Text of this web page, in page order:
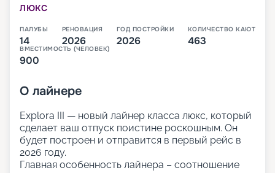
ЛЮКС
ПАЛУБЫ
14
РЕНОВАЦИЯ
2026
ГОД ПОСТРОЙКИ
2026
КОЛИЧЕСТВО КАЮТ
463
ВМЕСТИМОСТЬ (ЧЕЛОВЕК)
900
О лайнере
Explora III — новый лайнер класса люкс, который
сделает ваш отпуск поистине роскошным. Он
будет построен и отправится в первый рейс в
2026 году.
Главная особенность лайнера – соотношение